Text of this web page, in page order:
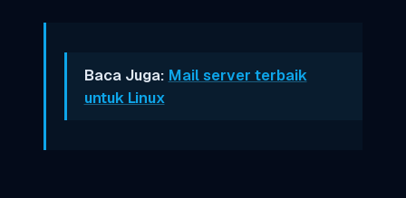
Baca Juga: Mail server terbaik
untuk Linux